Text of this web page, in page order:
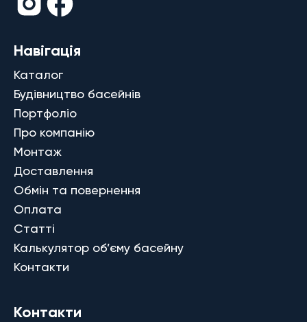
Навігація
Каталог
Будівництво басейнів
Портфоліо
Про компанію
Монтаж
Доставлення
Обмін та повернення
Оплата
Статті
Калькулятор об’єму басейну
Контакти
Контакти